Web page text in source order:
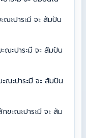
ณะปาระมี จะ สัมปัน
ณะปาระมี จะ สัมปัน
ะณะปาระมี จะ สัมปัน
ขะณะปาระมี จะ สัม